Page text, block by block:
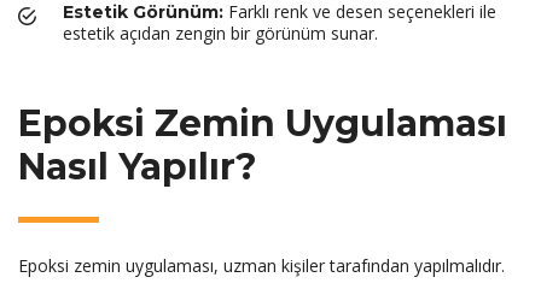
Estetik Görünüm: Farklı renk ve desen seçenekleri ile
estetik açıdan zengin bir görünüm sunar.
Epoksi Zemin Uygulaması
Nasıl Yapılır?
Epoksi zemin uygulaması, uzman kişiler tarafından yapılmalıdır.